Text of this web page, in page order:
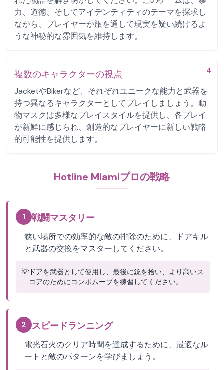
力、道徳、そしてアイデンティティのテーマを探求し
ながら、プレイヤーが旅を通して現実を疑い続けるよ
うな神秘的な雰囲気を維持します。
4
複数のキャラクターの視点
JacketやBikerなど、それぞれユニークな能力と武器を
持つ異なるキャラクターとしてプレイしましょう。動
物マスクは多様なプレイスタイルを提供し、各プレイ
が新鮮に感じられ、創造的なプレイヤーに新しい戦略
的可能性を提供します。
Hotline Miamiプロの戦略
1 戦闘マスタリー
狭い場所での効率的な敵の排除のために、ドアキル
と武器の交換をマスターしてください。
💡 ドアを武器として使用し、最後に銃を拾い、より高いス
コアのためにコンボムーブを練習してください。
2 スピードランニング
電光石火のクリア時間を達成するために、最適なル
ートと敵のパターンを学びましょう。